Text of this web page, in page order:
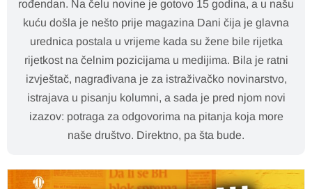
rođendan. Na čelu novine je gotovo 15 godina, a u našu
kuću došla je nešto prije magazina Dani čija je glavna
urednica postala u vrijeme kada su žene bile rijetka
rijetkost na čelnim pozicijama u medijima. Bila je ratni
izvještač, nagrađivana je za istraživačko novinarstvo,
istrajava u pisanju kolumni, a sada je pred njom novi
izazov: potraga za odgovorima na pitanja koja more
naše društvo. Direktno, pa šta bude.